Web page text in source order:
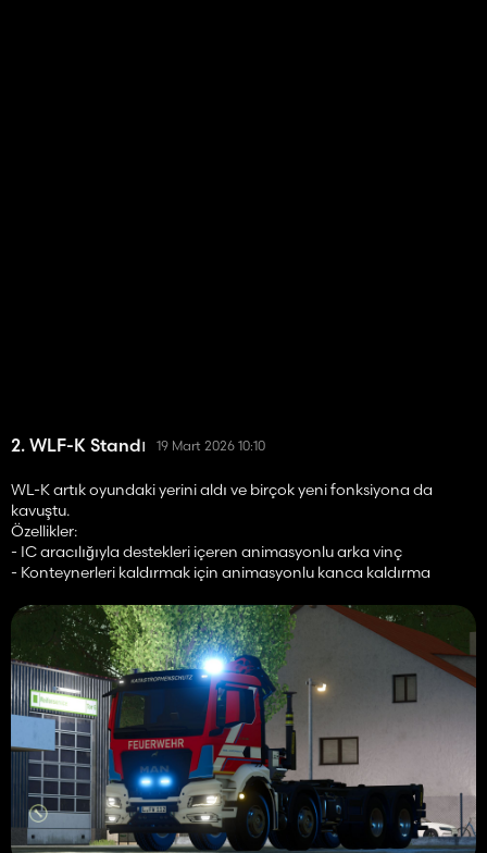
2. WLF-K Standı 19 Mart 2026 10:10
WL-K artık oyundaki yerini aldı ve birçok yeni fonksiyona da
kavuştu.
Özellikler:
- IC aracılığıyla destekleri içeren animasyonlu arka vinç
- Konteynerleri kaldırmak için animasyonlu kanca kaldırma